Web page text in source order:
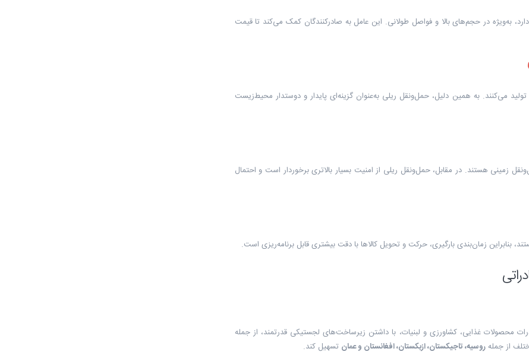
به‌ویژه در حجم‌های بالا و فواصل طولانی. این عامل به صادرکنندگان کمک می‌کند تا قیمت
تولید می‌کنند. به همین دلیل، حمل‌ونقل ریلی به‌عنوان گزینه‌ای پایدار و دوستدار محیط‌زیست
زمینی هستند. در مقابل، حمل‌ونقل ریلی از امنیت بسیار بالاتری برخوردار است و احتمال
زمان‌بندی بارگیری، حرکت و تحویل کالاها با دقت بیشتری قابل برنامه‌ریزی است.
محصولات غذایی، کشاورزی و لبنیات، با داشتن زیرساخت‌های لجستیکی قدرتمند، از جمله
از جملهروسیه، تاجیکستان، ازبکستان، افغانستان و عمان تسهیل کند.